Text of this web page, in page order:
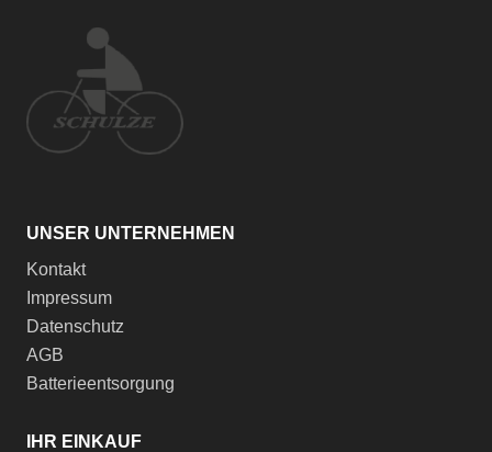
UNSER UNTERNEHMEN
Kontakt
Impressum
Datenschutz
AGB
Batterieentsorgung
IHR EINKAUF